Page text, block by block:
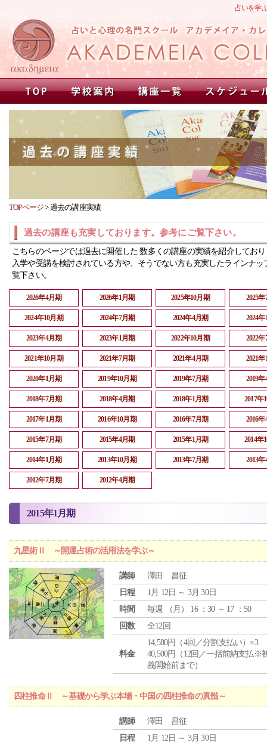
占いを学
TOPページ>過去の講座実績
過去の講座も充実しております。参考にご覧下さい。
こちらのページでは過去に開催した 数多くの講座の実績を紹介してお
入学や受講を検討されている方や、そうでない方も充実したラインナッ
覧下さい。
2026年4月期 2026年1月期 2025年10月期 2025
2024年10月期 2024年7月期 2024年4月期 2024
2023年4月期 2023年1月期 2022年10月期 2022
2021年10月期 2021年7月期 2021年4月期 2021
2020年1月期 2019年10月期 2019年7月期 2019
2018年7月期 2018年4月期 2018年1月期 2017年
2017年1月期 2016年10月期 2016年7月期 2016
2015年7月期 2015年4月期 2015年1月期 2014年
2014年1月期 2013年10月期 2013年7月期 2013
2012年7月期 2012年4月期
2015年1月期
九星術Ⅱ ～開運占術の活用法を学ぶ～
講師
澤田 昌征
日程
1月 12日 ～ 3月 30日
時間
毎週 （ 月 ） 16 ：30 ～ 17 ：50
回数
全12回
料金
14,580円（4回／分割支払い）×3
40,500円（12回／一括前納支払※
義開始前まで）
四柱推命Ⅱ ～基礎から学ぶ本場・中国の四柱推命の真髄～
講師
澤田 昌征
日程
1月 12日 ～ 3月 30日